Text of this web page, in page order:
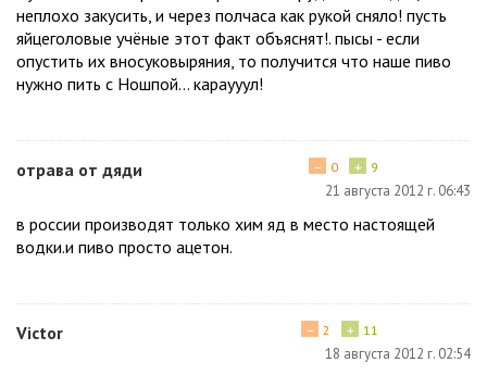
неплохо закусить, и через полчаса как рукой сняло! пусть
яйцеголовые учёные этот факт объяснят!. пысы - если
опустить их вносуковыряния, то получится что наше пиво
нужно пить с Ношпой... караууул!
отрава от дяди + 9
− 0
21 августа 2012 г. 06:43
в россии производят только хим яд в место настоящей
водки.и пиво просто ацетон.
Victor + 11
− 2
18 августа 2012 г. 02:54